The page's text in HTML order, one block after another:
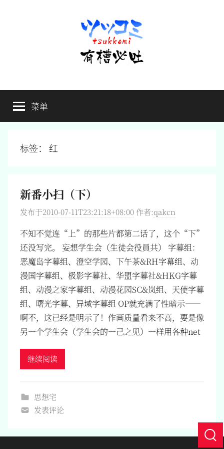
有
槽
必
槽，
毋
菜单
标签： 红
新番小扫（下）
发布于2010-07-11T23:21:18+08:00 作者:qakcn
不知不觉连“上”的那些片都第二话了，这个“下”
还没写完。 妄想学生会（生徒会役員共） 字幕组：
恶魔岛字幕组、澄空学园、下午茶&RH字幕组、动
漫国字幕组、极影字幕社、华盟字幕社&HKG字幕
组、动漫之家字幕组、动漫花园SC&岚组、天使字幕
组、曙光字幕、异域字幕组 OP就充满了性暗示——
啊不，这已经是明示了！作画质量看来不高，要是像
另一个学生会（学生会的一己之见）一样用各种net
继续阅读
思想宅
发表评论